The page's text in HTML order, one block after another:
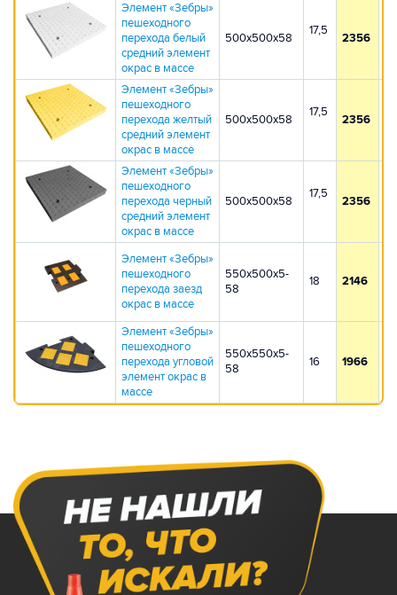
Элемент «Зебры»
пешеходного
перехода белый
средний элемент
окрас в массе
500х500х58
17,5
2356
Элемент «Зебры»
пешеходного
перехода желтый
средний элемент
окрас в массе
500х500х58
17,5
2356
Элемент «Зебры»
пешеходного
перехода черный
средний элемент
окрас в массе
500х500х58
17,5
2356
Элемент «Зебры»
пешеходного
перехода заезд
окрас в массе
550х500х5-
58
18 2146
Элемент «Зебры»
пешеходного
перехода угловой
элемент окрас в
массе
550х550х5-
58
16 1966